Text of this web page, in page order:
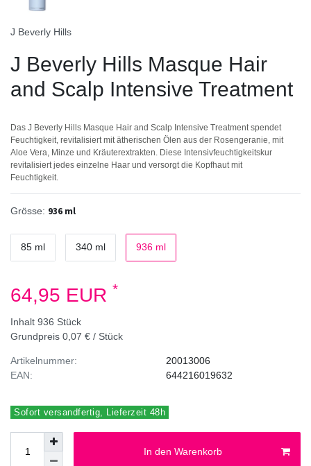
J Beverly Hills
J Beverly Hills Masque Hair
and Scalp Intensive Treatment
Das J Beverly Hills Masque Hair and Scalp Intensive Treatment spendet
Feuchtigkeit, revitalisiert mit ätherischen Ölen aus der Rosengeranie, mit
Aloe Vera, Minze und Kräuterextrakten. Diese Intensivfeuchtigkeitskur
revitalisiert jedes einzelne Haar und versorgt die Kopfhaut mit
Feuchtigkeit.
Grösse: 936 ml
85 ml 340 ml 936 ml
64,95 EUR *
Inhalt 936 Stück
Grundpreis 0,07 € / Stück
Artikelnummer:
EAN:
20013006
644216019632
Sofort versandfertig, Lieferzeit 48h
In den Warenkorb